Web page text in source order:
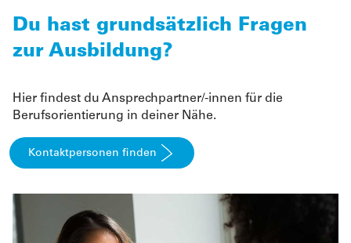
Du hast grundsätzlich Fragen
zur Ausbildung?
Hier findest du Ansprechpartner/-innen für die
Berufsorientierung in deiner Nähe.
Kontaktpersonen finden